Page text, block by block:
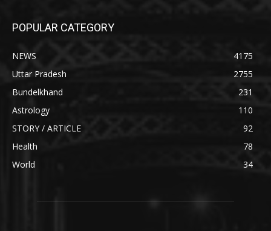
POPULAR CATEGORY
NEWS
4175
Uttar Pradesh
2755
Bundelkhand
231
Astrology
110
STORY / ARTICLE
92
Health
78
World
34